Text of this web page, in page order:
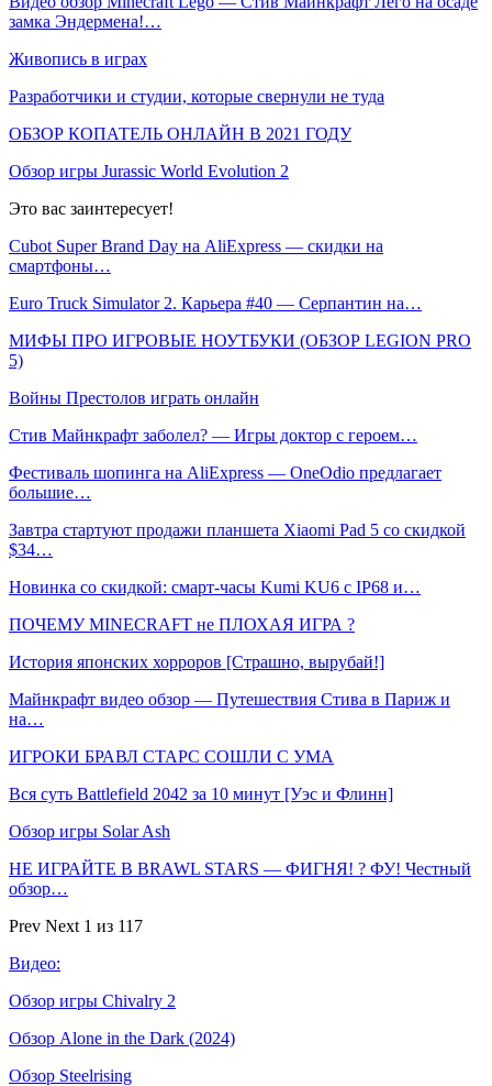
замка Эндермена!…
Живопись в играх
Разработчики и студии, которые свернули не туда
ОБЗОР КОПАТЕЛЬ ОНЛАЙН В 2021 ГОДУ
Обзор игры Jurassic World Evolution 2
Это вас заинтересует!
Cubot Super Brand Day на AliExpress — скидки на
смартфоны…
Euro Truck Simulator 2. Карьера #40 — Серпантин на…
МИФЫ ПРО ИГРОВЫЕ НОУТБУКИ (ОБЗОР LEGION PRO
5)
Войны Престолов играть онлайн
Стив Майнкрафт заболел? — Игры доктор с героем…
Фестиваль шопинга на AliExpress — OneOdio предлагает
большие…
Завтра стартуют продажи планшета Xiaomi Pad 5 со скидкой
$34…
Новинка со скидкой: смарт-часы Kumi KU6 с IP68 и…
ПОЧЕМУ MINECRAFT не ПЛОХАЯ ИГРА ?
История японских хорроров [Страшно, вырубай!]
Майнкрафт видео обзор — Путешествия Стива в Париж и
на…
ИГРОКИ БРАВЛ СТАРС СОШЛИ С УМА
Вся суть Battlefield 2042 за 10 минут [Уэс и Флинн]
Обзор игры Solar Ash
НЕ ИГРАЙТЕ В BRAWL STARS — ФИГНЯ! ? ФУ! Честный
обзор…
Prev Next 1 из 117
Видео:
Обзор игры Chivalry 2
Обзор Alone in the Dark (2024)
Обзор Steelrising